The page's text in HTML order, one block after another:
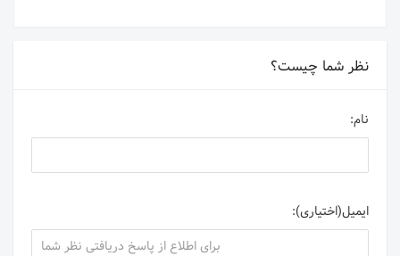
نظر شما چیست؟
نام:
ایمیل(اختیاری):